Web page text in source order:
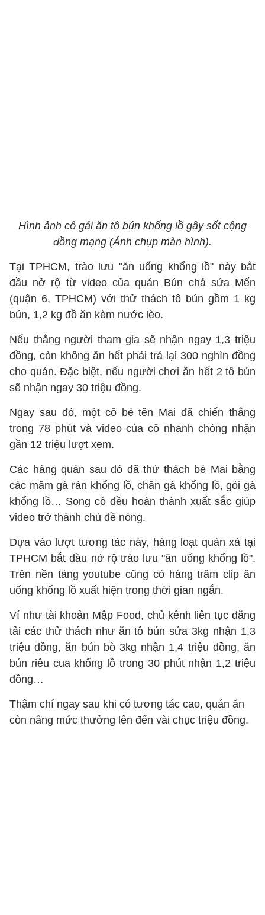
Hình ảnh cô gái ăn tô bún khổng lồ gây sốt cộng
đồng mạng (Ảnh chụp màn hình).
Tại TPHCM, trào lưu "ăn uống khổng lồ" này bắt
đầu nở rộ từ video của quán Bún chả sứa Mến
(quận 6, TPHCM) với thử thách tô bún gồm 1 kg
bún, 1,2 kg đồ ăn kèm nước lèo.
Nếu thắng người tham gia sẽ nhận ngay 1,3 triệu
đồng, còn không ăn hết phải trả lại 300 nghìn đồng
cho quán. Đặc biệt, nếu người chơi ăn hết 2 tô bún
sẽ nhận ngay 30 triệu đồng.
Ngay sau đó, một cô bé tên Mai đã chiến thắng
trong 78 phút và video của cô nhanh chóng nhận
gần 12 triệu lượt xem.
Các hàng quán sau đó đã thử thách bé Mai bằng
các mâm gà rán khổng lồ, chân gà khổng lồ, gỏi gà
khổng lồ… Song cô đều hoàn thành xuất sắc giúp
video trở thành chủ đề nóng.
Dựa vào lượt tương tác này, hàng loạt quán xá tại
TPHCM bắt đầu nở rộ trào lưu "ăn uống khổng lồ".
Trên nền tảng youtube cũng có hàng trăm clip ăn
uống khổng lồ xuất hiện trong thời gian ngắn.
Ví như tài khoản Mập Food, chủ kênh liên tục đăng
tải các thử thách như ăn tô bún sứa 3kg nhận 1,3
triệu đồng, ăn bún bò 3kg nhận 1,4 triệu đồng, ăn
bún riêu cua khổng lồ trong 30 phút nhận 1,2 triệu
đồng…
Thậm chí ngay sau khi có tương tác cao, quán ăn
còn nâng mức thưởng lên đến vài chục triệu đồng.